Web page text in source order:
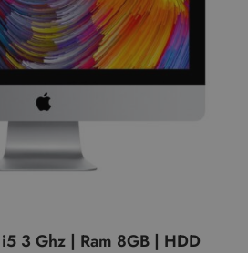
3 Ghz | Ram 8GB | HDD